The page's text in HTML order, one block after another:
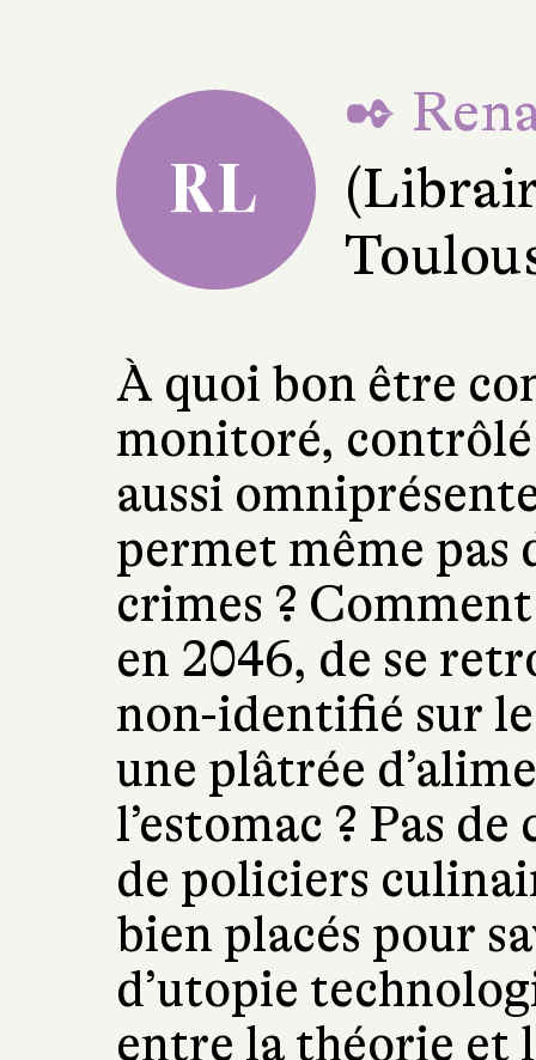
RL
✒
À quoi bon être
monitoré,
aussi
permet même pas
crimes ?
en 2046, de se
non-identifié sur
une plâtrée
l’estomac ? Pas
de policiers
bien placés pour
d’utopie
entre la théorie et